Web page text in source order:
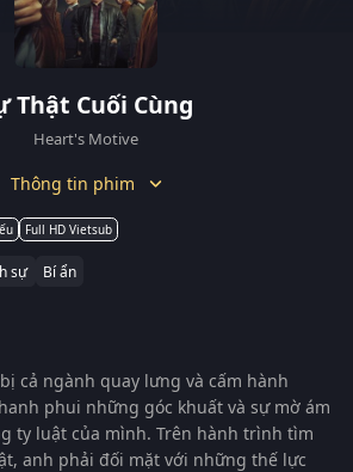
Thật Cuối Cùng
Heart's Motive
Thông tin phim
Full HD Vietsub
sự
Bí ẩn
cả ngành quay lưng và cấm hành
phui những góc khuất và sự mờ ám
ty luật của mình. Trên hành trình tìm
anh phải đối mặt với những thế lực